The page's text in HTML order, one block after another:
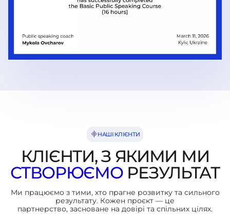
НАШІ КЛІЄНТИ
КЛІЄНТИ, З ЯКИМИ МИ
СТВОРЮЄМОРЕЗУЛЬТАТ
Ми працюємо з тими, хто прагне розвитку та сильного
результату. Кожен проєкт — це
партнерство, засноване на довірі та спільних цілях.